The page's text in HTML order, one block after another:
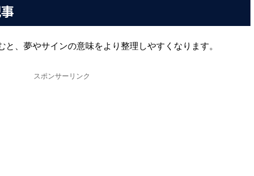
、夢やサインの意味をより整理しやすくなります。
スポンサーリンク